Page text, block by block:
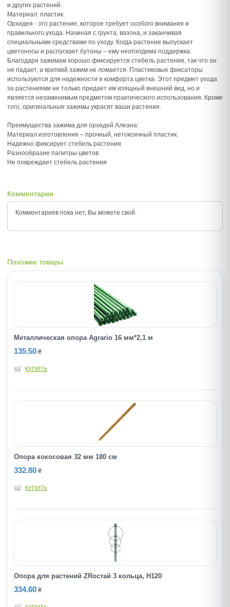
и других растений.
Материал: пластик.
Орхидея - это растение, которое требует особого внимания и
правильного ухода. Начиная с грунта, вазона, и заканчивая
специальными средствами по уходу. Когда растение выпускает
цветоносы и распускает бутоны – ему неопходима поддержка.
Благодаря зажимам хорошо фиксируется стебель растения, так что он
не падает, а крепкий зажим не ломается. Пластиковые фиксаторы
используются для надежности и комфорта цветка. Этот предмет ухода
за растениями не только придает им изящный внешний вид, но и
является незаменимым предметом практического использования. Кроме
того, оригинальные зажимы украсят ваши растения.
Преимущества зажима для орхидей Алеана:
Материал изготовления – прочный, нетоксичный пластик.
Надежно фиксирует стебель растения
Разнообразие палитры цветов
Не повреждает стебель растения
Комментарии
Комментариев пока нет, Вы можете свой.
Похожие товары
Металлическая опора Agrario 16 мм*2,1 м
135.50 ₴
КУПИТЬ
Опора кокосовая 32 мм 180 см
332.80 ₴
КУПИТЬ
Опора для растений ZRостай 3 кольца, Н120
334.60 ₴